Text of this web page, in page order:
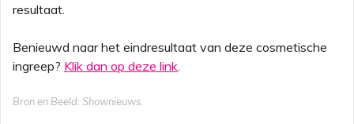
resultaat.
Benieuwd naar het eindresultaat van deze cosmetische
ingreep? Klik dan op deze link.
Bron en Beeld: Shownieuws.